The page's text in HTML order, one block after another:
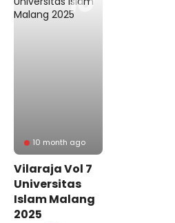
10 month ago
Vilaraja Vol 7
Universitas
Islam Malang
2025